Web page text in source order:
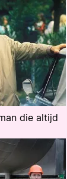
die altijd